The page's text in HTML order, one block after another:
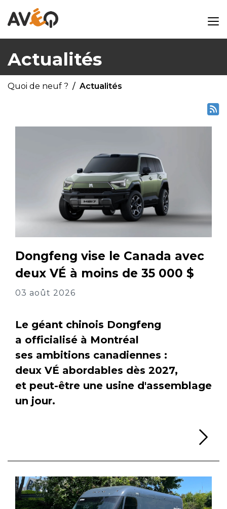
Actualités
Quoi de neuf ? Actualités
Dongfeng vise le Canada avec
deux VÉ à moins de 35 000 $
03 août 2026
Le géant chinois Dongfeng
a officialisé à Montréal
ses ambitions canadiennes :
deux VÉ abordables dès 2027,
et peut-être une usine d'assemblage
un jour.